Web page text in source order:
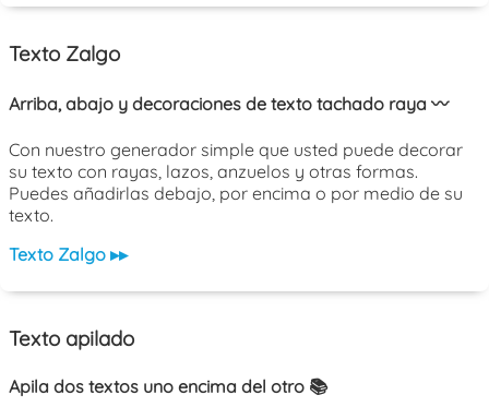
Texto Zalgo
Arriba, abajo y decoraciones de texto tachado raya 〰️
Con nuestro generador simple que usted puede decorar
su texto con rayas, lazos, anzuelos y otras formas.
Puedes añadirlas debajo, por encima o por medio de su
texto.
Texto Zalgo ▸▸
Texto apilado
Apila dos textos uno encima del otro 📚